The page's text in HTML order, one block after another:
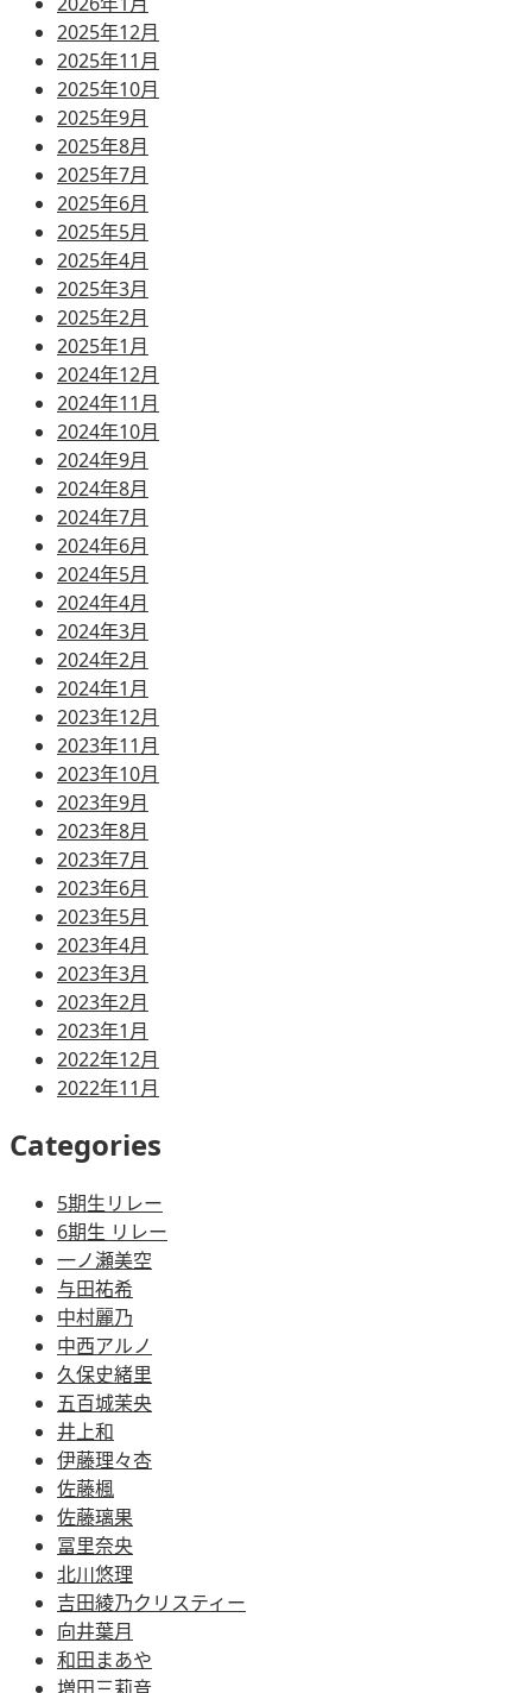
2025年12月
2025年11月
2025年10月
2025年9月
2025年8月
2025年7月
2025年6月
2025年5月
2025年4月
2025年3月
2025年2月
2025年1月
2024年12月
2024年11月
2024年10月
2024年9月
2024年8月
2024年7月
2024年6月
2024年5月
2024年4月
2024年3月
2024年2月
2024年1月
2023年12月
2023年11月
2023年10月
2023年9月
2023年8月
2023年7月
2023年6月
2023年5月
2023年4月
2023年3月
2023年2月
2023年1月
2022年12月
2022年11月
Categories
5期生リレー
6期生 リレー
一ノ瀬美空
与田祐希
中村麗乃
中西アルノ
久保史緒里
五百城茉央
井上和
伊藤理々杏
佐藤楓
佐藤璃果
冨里奈央
北川悠理
吉田綾乃クリスティー
向井葉月
和田まあや